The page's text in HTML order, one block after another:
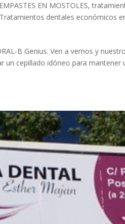
EN MOSTOLES,
Tratamientos dentales económicos
B Genius. Ven a vernos y
un cepillado idóneo para mantener